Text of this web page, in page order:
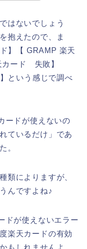
はないでしょう
抱えたので、ま
】【 GRAMP 楽天
ード 失敗】
という感じで調べ
ードが使えないの
ているだけ」であ
。
類によりますが、
んですよね♪
ドが使えないエラー
楽天カードの有効